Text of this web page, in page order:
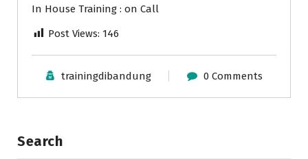
In House Training : on Call
Post Views: 146
trainingdibandung 0 Comments
Search